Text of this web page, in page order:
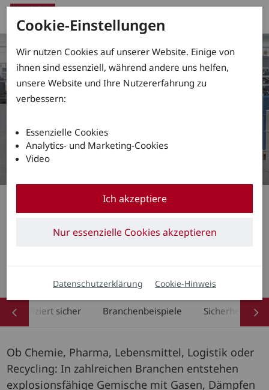
Ex-Schutz in der Intralogistik
Sicher durch die
Gefahrenzone
Kontaktieren Sie unsere Ex-Schutz-Experten
Zertifiziert sicher Branchenbeispiele
Ob Chemie, Pharma, Lebensmittel, Logistik oder
Recycling: In zahlreichen Branchen entstehen
explosionsfähige Gemische mit Gasen, Dämpfen
Cookie-Einstellungen
Wir nutzen Cookies auf unserer Website. Einige von
ihnen sind essenziell, während andere uns helfen,
unsere Website und Ihre Nutzererfahrung zu
verbessern:
Essenzielle Cookies
Analytics- und Marketing-Cookies
Video
Ich akzeptiere
Nur essenzielle Cookies akzeptieren
Datenschutzerklärung Cookie-Hinweis